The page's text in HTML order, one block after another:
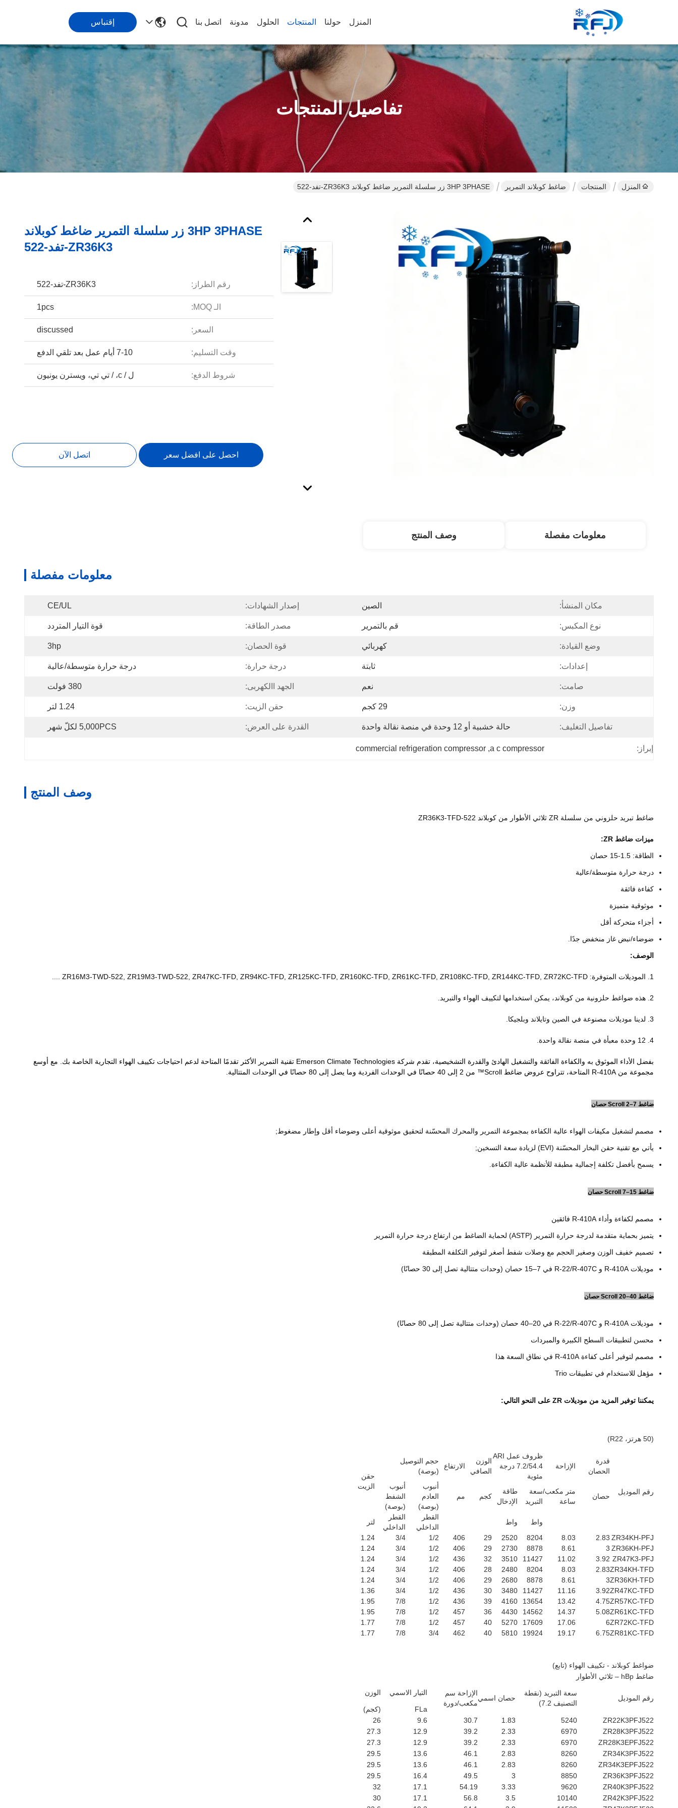
المنزل حولنا المنتجات الحلول مدونة اتصل بنا إقتباس
تفاصيل المنتجات
المنزل المنتجات ضاغط كوبلاند التمرير 3HP 3PHASE زر سلسلة التمرير ضاغط كوبلاند ZR36K3-تفد-522
3HP 3PHASE زر سلسلة التمرير ضاغط كوبلاند
ZR36K3-تفد-522
رقم الطراز: ZR36K3-تفد-522
الـ MOQ: 1pcs
السعر: discussed
وقت التسليم: 7-10 أيام عمل بعد تلقي الدفع
شروط الدفع: ل / c، / تي تي، ويسترن يونيون
احصل على افضل سعر اتصل الآن
معلومات مفصلة وصف المنتج
معلومات مفصلة
مكان المنشأ: الصين إصدار الشهادات: CE/UL
نوع المكبس: قم بالتمرير مصدر الطاقة: قوة التيار المتردد
وضع القيادة: كهربائي قوة الحصان: 3hp
إعدادات: ثابتة درجة حرارة: درجة حرارة متوسطة/عالية
صامت: نعم الجهد االكهربى: 380 فولت
وزن: 29 كجم حقن الزيت: 1.24 لتر
تفاصيل التغليف: حالة خشبية أو 12 وحدة في منصة نقالة واحدة القدرة على العرض: 5,000PCS لكلّ شهر
إبراز: a c compressor
,
commercial refrigeration compressor
وصف المنتج
ضاغط تبريد حلزوني من سلسلة ZR ثلاثي الأطوار من كوبلاند ZR36K3-TFD-522
ميزات ضاغط ZR:
الطاقة: 1.5-15 حصان
درجة حرارة متوسطة/عالية
كفاءة فائقة
موثوقية متميزة
أجزاء متحركة أقل
ضوضاء/نبض غاز منخفض جدًا.
الوصف:
1. الموديلات المتوفرة: ZR16M3-TWD-522, ZR19M3-TWD-522, ZR47KC-TFD, ZR94KC-TFD, ZR125KC-TFD, ZR160KC-TFD, ZR61KC-TFD, ZR108KC-TFD, ZR144KC-TFD, ZR72KC-TFD ....
2. هذه ضواغط حلزونية من كوبلاند، يمكن استخدامها لتكييف الهواء والتبريد.
3. لدينا موديلات مصنوعة في الصين وتايلاند وبلجيكا.
4. 12 وحدة معبأة في منصة نقالة واحدة.
بفضل الأداء الموثوق به والكفاءة الفائقة والتشغيل الهادئ والقدرة التشخيصية، تقدم شركة Emerson Climate Technologies تقنية التمرير الأكثر تقدمًا المتاحة لدعم احتياجات تكييف الهواء التجارية الخاصة بك. مع أوسع
مجموعة من R-410A المتاحة، تتراوح عروض ضاغط Scroll™ من 2 إلى 40 حصانًا في الوحدات الفردية وما يصل إلى 80 حصانًا في الوحدات المتتالية.
ضاغط Scroll 2–7 حصان
مصمم لتشغيل مكيفات الهواء عالية الكفاءة بمجموعة التمرير والمحرك المحسّنة لتحقيق موثوقية أعلى وضوضاء أقل وإطار مضغوط;
يأتي مع تقنية حقن البخار المحسّنة (EVI) لزيادة سعة التسخين;
يسمح بأفضل تكلفة إجمالية مطبقة للأنظمة عالية الكفاءة.
ضاغط Scroll 7–15 حصان
مصمم لكفاءة وأداء R-410A فائقين
يتميز بحماية متقدمة لدرجة حرارة التمرير (ASTP) لحماية الضاغط من ارتفاع درجة حرارة التمرير
تصميم خفيف الوزن وصغير الحجم مع وصلات شفط أصغر لتوفير التكلفة المطبقة
موديلات R-410A و R-22/R-407C في 7–15 حصان (وحدات متتالية تصل إلى 30 حصانًا)
ضاغط Scroll 20–40 حصان
موديلات R-410A و R-22/R-407C في 20–40 حصان (وحدات متتالية تصل إلى 80 حصانًا)
محسن لتطبيقات السطح الكبيرة والمبردات
مصمم لتوفير أعلى كفاءة R-410A في نطاق السعة هذا
مؤهل للاستخدام في تطبيقات Trio
يمكننا توفير المزيد من موديلات ZR على النحو التالي:
(50 هرتز، R22)
رقم الموديل
قدرة
الحصان
الإزاحة
ظروف عمل ARI
7.2/54.4 درجة
مئوية
الوزن
الصافي
الارتفاع
حجم التوصيل
(بوصة)
حقن
الزيت
حصان
متر مكعب/
ساعة
سعة
التبريد
طاقة
الإدخال
كجم مم
أنبوب
العادم
(بوصة)
أنبوب
الشفط
(بوصة)
واط
واط
القطر
الداخلي
القطر
الداخلي
لتر
ZR34KH-PFJ
2.83
8.03
8204
2520
29
406
1/2
3/4
1.24
ZR36KH-PFJ
3
8.61
8878
2730
29
406
1/2
3/4
1.24
ZR47K3-PFJ
3.92
11.02
11427
3510
32
436
1/2
3/4
1.24
ZR34KH-TFD
2.83
8.03
8204
2480
28
406
1/2
3/4
1.24
ZR36KH-TFD
3
8.61
8878
2680
29
406
1/2
3/4
1.24
ZR47KC-TFD
3.92
11.16
11427
3480
30
436
1/2
3/4
1.36
ZR57KC-TFD
4.75
13.42
13654
4160
39
436
1/2
7/8
1.95
ZR61KC-TFD
5.08
14.37
14562
4430
36
457
1/2
7/8
1.95
ZR72KC-TFD
6
17.06
17609
5270
40
457
1/2
7/8
1.77
ZR81KC-TFD
6.75
19.17
19924
5810
40
462
3/4
7/8
1.77
ضواغط كوبلاند - تكييف الهواء (تابع)
ضاغط hBp – ثلاثي الأطوار
رقم الموديل
سعة التبريد (نقطة
التصنيف 7.2)
حصان اسمي
الإزاحة سم
مكعب/دورة
التيار الاسمي الوزن
FLa
(كجم)
ZR22K3PFJ522
5240
1.83
30.7
9.6
26
ZR28K3PFJ522
6970
2.33
39.2
12.9
27.3
ZR28K3EPFJ522
6970
2.33
39.2
12.9
27.3
ZR34K3PFJ522
8260
2.83
46.1
13.6
29.5
ZR34K3EPFJ522
8260
2.83
46.1
13.6
29.5
ZR36K3PFJ522
8850
3
49.5
16.4
29.5
ZR40K3PFJ522
9620
3.33
54.19
17.1
32
ZR42K3PFJ522
10140
3.5
56.8
17.1
30